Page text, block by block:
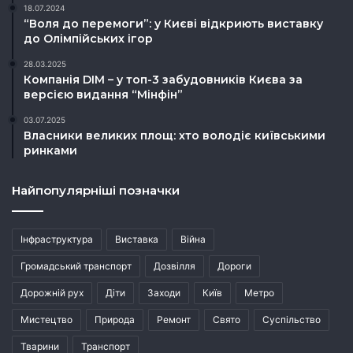
18.07.2024
“Воля до перемоги”: у Києві відкриють виставку
до Олімпійських ігор
28.03.2025
Компанія DIM – у топ-3 забудовників Києва за
версією видання “Мінфін”
03.07.2025
Власники великих площ: хто володіє київськими
ринками
Найпопулярніші позначки
Інфраструктура Виставка Війна
Громадський транспорт Дозвілля Дороги
Дорожній рух Діти Заходи Київ Метро
Мистецтво Природа Ремонт Свято Суспільство
Тварини Транспорт